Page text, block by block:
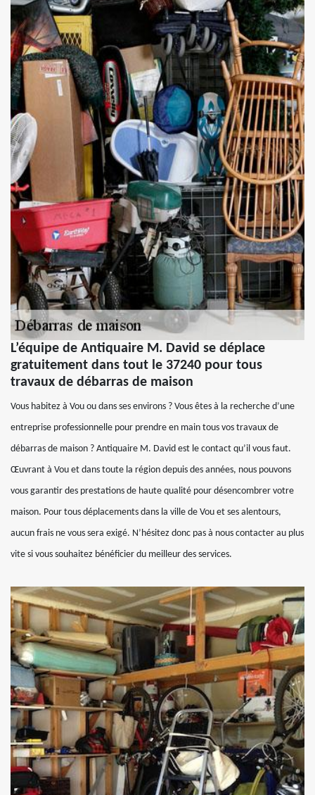
L’équipe de Antiquaire M. David se déplace
gratuitement dans tout le 37240 pour tous
travaux de débarras de maison
Vous habitez à Vou ou dans ses environs ? Vous êtes à la recherche d’une
entreprise professionnelle pour prendre en main tous vos travaux de
débarras de maison ? Antiquaire M. David est le contact qu’il vous faut.
Œuvrant à Vou et dans toute la région depuis des années, nous pouvons
vous garantir des prestations de haute qualité pour désencombrer votre
maison. Pour tous déplacements dans la ville de Vou et ses alentours,
aucun frais ne vous sera exigé. N’hésitez donc pas à nous contacter au plus
vite si vous souhaitez bénéficier du meilleur des services.